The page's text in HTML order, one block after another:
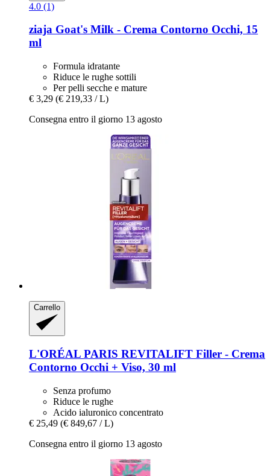
4.0 (1)
ziaja Goat's Milk -​ Crema Contorno Occhi, 15
ml
Formula idratante
Riduce le rughe sottili
Per pelli secche e mature
€ 3,29 (€ 219,33 / L)
Consegna entro il giorno 13 agosto
Carrello
L'ORÉAL PARIS REVITALIFT Filler -​ Crema
Contorno Occhi + Viso, 30 ml
Senza profumo
Riduce le rughe
Acido ialuronico concentrato
€ 25,49 (€ 849,67 / L)
Consegna entro il giorno 13 agosto